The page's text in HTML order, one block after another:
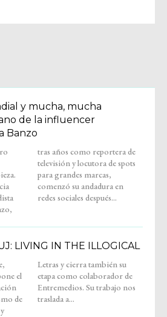
y mucha, mucha
de la influencer
Banzo
redes sociales después...
LIVING IN THE ILLOGICAL
el
de
de
nos
traslada a...